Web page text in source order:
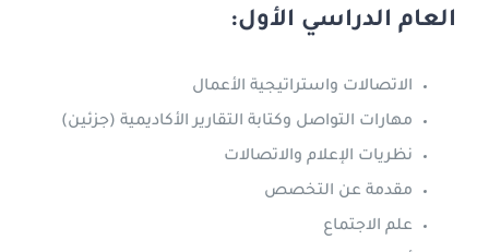
العام الدراسي الأول:
الاتصالات واستراتيجية الأعمال
مهارات التواصل وكتابة التقارير الأكاديمية (جزئين)
نظريات الإعلام والاتصالات
مقدمة عن التخصص
علم الاجتماع